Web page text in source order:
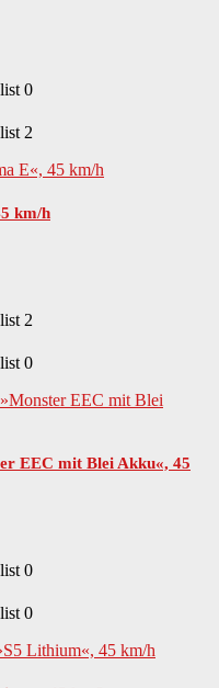
0
2
km/h
2
0
EEC mit Blei Akku«, 45
0
0